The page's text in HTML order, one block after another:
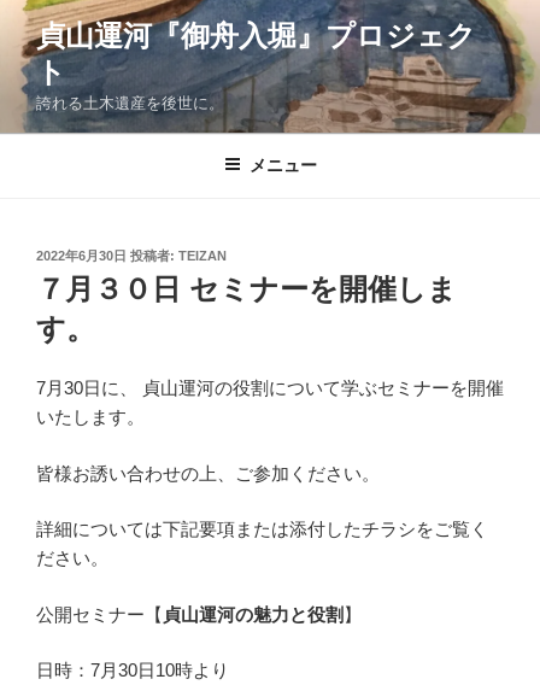
ツ
貞山運河『御舟入堀』プロジェク
ト
誇れる土木遺産を後世に。
メニュー
投
稿
日:
2022年6月30日 投稿者: TEIZAN
７月３０日 セミナーを開催しま
す。
7月30日に、 貞山運河の役割について学ぶセミナーを開催
いたします。
皆様お誘い合わせの上、ご参加ください。
詳細については下記要項または添付したチラシをご覧く
ださい。
公開セミナー【 貞山運河の魅力と役割 】
日時：7月30日10時より